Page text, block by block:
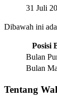
31 Juli
Dibawah ini
Posisi
Bulan
Bulan
Tentang